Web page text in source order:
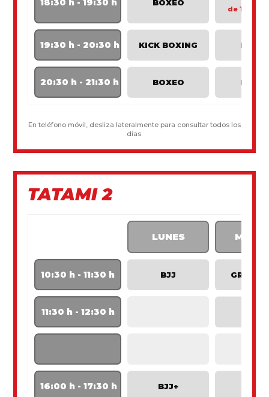
18:30 h - 19:30 h BOXEO
de 12 a 17
19:30 h - 20:30 h KICK BOXING
20:30 h - 21:30 h BOXEO
En teléfono móvil, desliza lateralmente para consultar todos los
días.
TATAMI 2
LUNES
10:30 h - 11:30 h BJJ
11:30 h - 12:30 h
16:00 h - 17:30 h BJJ+